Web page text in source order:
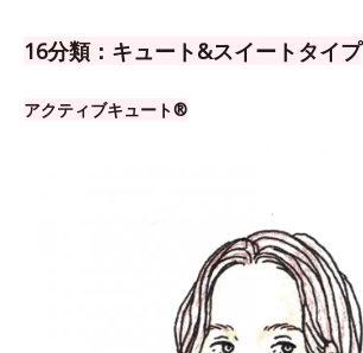
16分類：キュート&スイートタイプ
アクティブキュート®